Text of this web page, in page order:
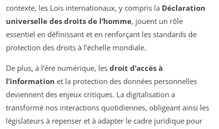
contexte, les Lois internationaux, y compris la Déclaration
universelle des droits de l’homme, jouent un rôle
essentiel en définissant et en renforçant les standards de
protection des droits à l’échelle mondiale.
De plus, à l’ère numérique, les droit d’accès à
l’information et la protection des données personnelles
deviennent des enjeux critiques. La digitalisation a
transformé nos interactions quotidiennes, obligeant ainsi les
législateurs à repenser et à adapter le cadre juridique pour